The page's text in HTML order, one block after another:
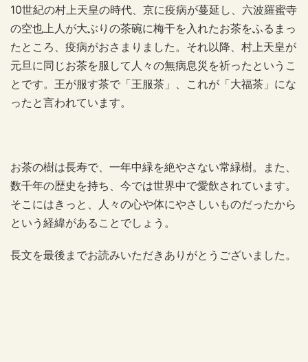
10世紀の村上天皇の時代、京に疫病が蔓延し、六波羅蜜寺
の空也上人が大ぶりの茶碗に梅干を入れたお茶をふるまっ
たところ、疫病がおさまりました。それ以降、村上天皇が
元旦に同じお茶を服して人々の無病息災を祈ったというこ
とです。王が服す茶で「王服茶」、これが「大福茶」にな
ったと言われています。
お茶の樹は長寿で、一年中緑を絶やさない常緑樹。また、
数千年の歴史を持ち、今では世界中で愛飲されています。
そこにはきっと、人々の心や体にやさしいものだったから
という経緯があることでしょう。
長文を最後までお読みいただきありがとうございました。